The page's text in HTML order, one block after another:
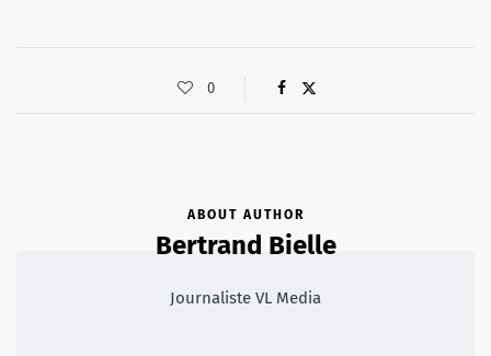
0
ABOUT AUTHOR
Bertrand Bielle
Journaliste VL Media